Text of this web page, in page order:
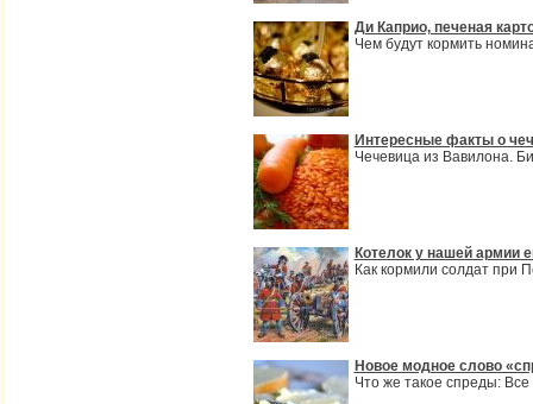
Ди Каприо, печеная
Чем будут кормить
Интересные факты о
Чечевица из Вавилона.
Котелок у нашей армии
Как кормили солдат при
Новое модное слово
Что же такое спреды: